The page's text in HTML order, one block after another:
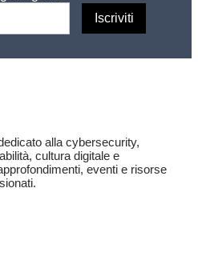
alla cybersecurity,
cultura digitale e
eventi e risorse